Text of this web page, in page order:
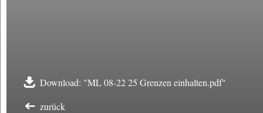
Download: "ML 08-22 25 Grenzen einhalten.pdf"
zurück